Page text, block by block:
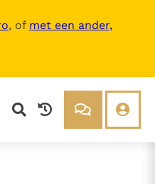
, of met een ander,